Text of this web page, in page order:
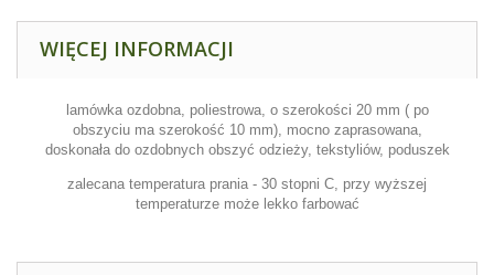
WIĘCEJ INFORMACJI
lamówka ozdobna, poliestrowa, o szerokości 20 mm ( po
obszyciu ma szerokość 10 mm), mocno zaprasowana,
doskonała do ozdobnych obszyć odzieży, tekstyliów, poduszek
zalecana temperatura prania - 30 stopni C, przy wyższej
temperaturze może lekko farbować